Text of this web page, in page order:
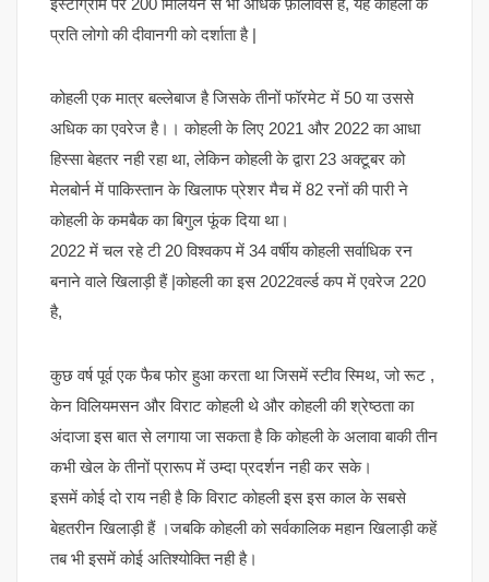
प्रति लोगो की दीवानगी को दर्शाता है |
कोहली एक मात्र बल्लेबाज है जिसके तीनों फॉरमेट में 50 या उससे
अधिक का एवरेज है।। कोहली के लिए 2021 और 2022 का आधा
हिस्सा बेहतर नही रहा था, लेकिन कोहली के द्वारा 23 अक्टूबर को
मेलबोर्न में पाकिस्तान के खिलाफ प्रेशर मैच में 82 रनों की पारी ने
कोहली के कमबैक का बिगुल फूंक दिया था।
2022 में चल रहे टी 20 विश्वकप में 34 वर्षीय कोहली सर्वाधिक रन
बनाने वाले खिलाड़ी हैं |कोहली का इस 2022वर्ल्ड कप में एवरेज 220
है,
कुछ वर्ष पूर्व एक फैब फोर हुआ करता था जिसमें स्टीव स्मिथ, जो रूट ,
केन विलियमसन और विराट कोहली थे और कोहली की श्रेष्ठता का
अंदाजा इस बात से लगाया जा सकता है कि कोहली के अलावा बाकी तीन
कभी खेल के तीनों प्रारूप में उम्दा प्रदर्शन नही कर सके।
इसमें कोई दो राय नही है कि विराट कोहली इस इस काल के सबसे
बेहतरीन खिलाड़ी हैं ।जबकि कोहली को सर्वकालिक महान खिलाड़ी कहें
तब भी इसमें कोई अतिश्योक्ति नही है।